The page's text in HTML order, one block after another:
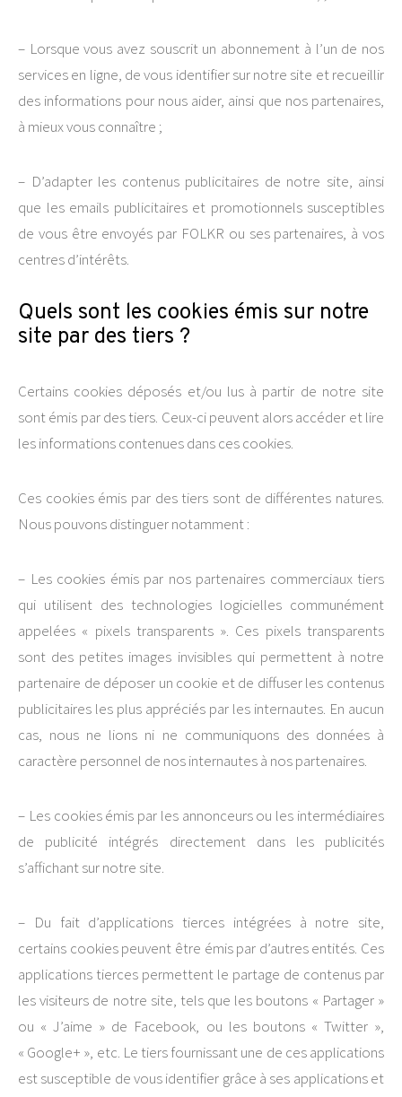
– Lorsque vous avez souscrit un abonnement à l’un de nos
services en ligne, de vous identifier sur notre site et recueillir
des informations pour nous aider, ainsi que nos partenaires,
à mieux vous connaître ;
– D’adapter les contenus publicitaires de notre site, ainsi
que les emails publicitaires et promotionnels susceptibles
de vous être envoyés par FOLKR ou ses partenaires, à vos
centres d’intérêts.
Quels sont les cookies émis sur notre
site par des tiers ?
Certains cookies déposés et/ou lus à partir de notre site
sont émis par des tiers. Ceux-ci peuvent alors accéder et lire
les informations contenues dans ces cookies.
Ces cookies émis par des tiers sont de différentes natures.
Nous pouvons distinguer notamment :
– Les cookies émis par nos partenaires commerciaux tiers
qui utilisent des technologies logicielles communément
appelées « pixels transparents ». Ces pixels transparents
sont des petites images invisibles qui permettent à notre
partenaire de déposer un cookie et de diffuser les contenus
publicitaires les plus appréciés par les internautes. En aucun
cas, nous ne lions ni ne communiquons des données à
caractère personnel de nos internautes à nos partenaires.
– Les cookies émis par les annonceurs ou les intermédiaires
de publicité intégrés directement dans les publicités
s’affichant sur notre site.
– Du fait d’applications tierces intégrées à notre site,
certains cookies peuvent être émis par d’autres entités. Ces
applications tierces permettent le partage de contenus par
les visiteurs de notre site, tels que les boutons « Partager »
ou « J’aime » de Facebook, ou les boutons « Twitter »,
« Google+ », etc. Le tiers fournissant une de ces applications
est susceptible de vous identifier grâce à ses applications et